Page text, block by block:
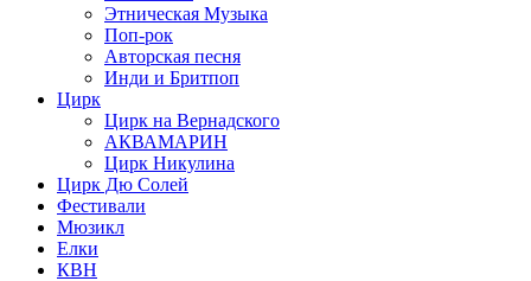
Этническая Музыка
Поп-рок
Авторская песня
Инди и Бритпоп
Цирк
Цирк на Вернадского
АКВАМАРИН
Цирк Никулина
Цирк Дю Солей
Фестивали
Мюзикл
Елки
КВН